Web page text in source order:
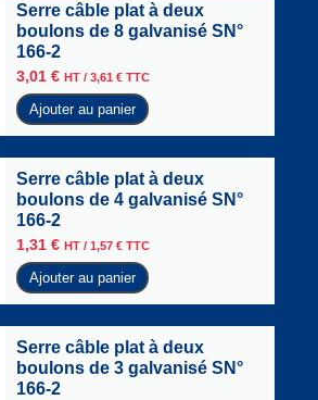
Serre câble plat à deux
boulons de 8 galvanisé SN°
166-2
3,01 € HT / 3,61 € TTC
Ajouter au panier
Serre câble plat à deux
boulons de 4 galvanisé SN°
166-2
1,31 € HT / 1,57 € TTC
Ajouter au panier
Serre câble plat à deux
boulons de 3 galvanisé SN°
166-2